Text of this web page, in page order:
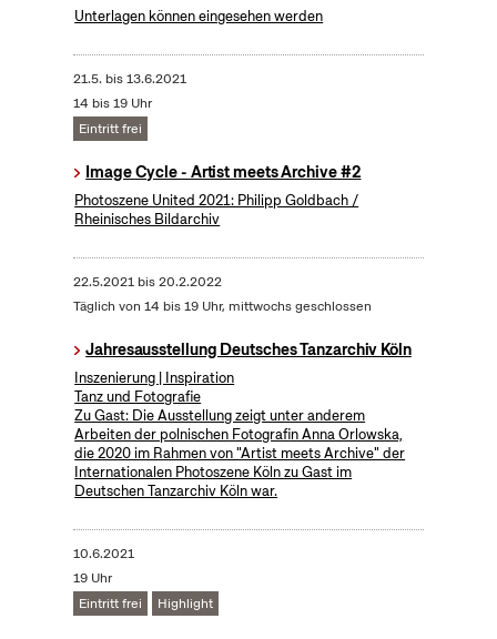
Unterlagen können eingesehen werden
21.5. bis13.6.2021
14 bis 19 Uhr
Eintritt frei
Image Cycle - Artist meets Archive #2
Photoszene United 2021: Philipp Goldbach /
Rheinisches Bildarchiv
22.5.2021bis20.2.2022
Täglich von 14 bis 19 Uhr, mittwochs geschlossen
Jahresausstellung Deutsches Tanzarchiv Köln
Inszenierung | Inspiration
Tanz und Fotografie
Zu Gast: Die Ausstellung zeigt unter anderem
Arbeiten der polnischen Fotografin Anna Orlowska,
die 2020 im Rahmen von "Artist meets Archive" der
Internationalen Photoszene Köln zu Gast im
Deutschen Tanzarchiv Köln war.
10.6.2021
19 Uhr
Eintritt frei
Highlight